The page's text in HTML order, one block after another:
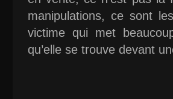
manipulations, ce sont
victime qui met
qu’elle se trouve devant